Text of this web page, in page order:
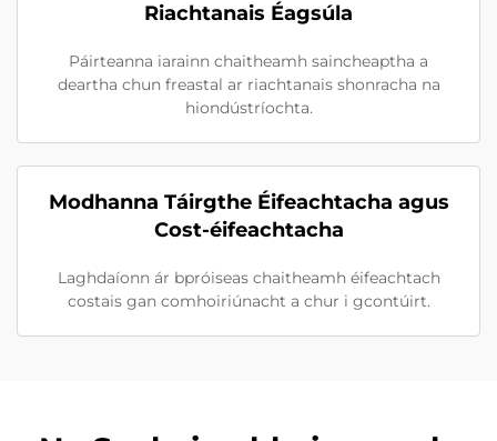
Riachtanais Éagsúla
Páirteanna iarainn chaitheamh saincheaptha a
deartha chun freastal ar riachtanais shonracha na
hiondústríochta.
Modhanna Táirgthe Éifeachtacha agus
Cost-éifeachtacha
Laghdaíonn ár bpróiseas chaitheamh éifeachtach
costais gan comhoiriúnacht a chur i gcontúirt.